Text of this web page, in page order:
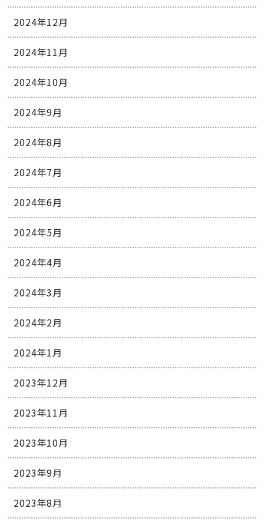
2024年12月
2024年11月
2024年10月
2024年9月
2024年8月
2024年7月
2024年6月
2024年5月
2024年4月
2024年3月
2024年2月
2024年1月
2023年12月
2023年11月
2023年10月
2023年9月
2023年8月